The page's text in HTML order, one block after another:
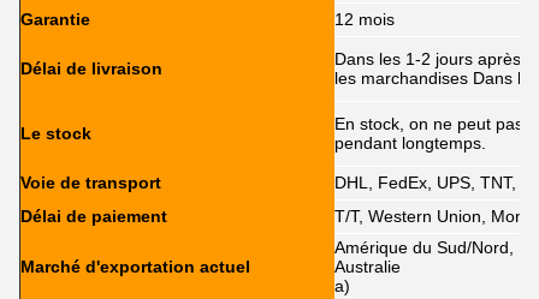
Garantie
12 mois
Délai de livraison
Dans les 1-2 jours après
les marchandises Dans
Le stock
En stock, on ne peut pas
pendant longtemps.
Voie de transport
DHL, FedEx, UPS, TNT,
Délai de paiement
T/T, Western Union,
Marché d'exportation actuel
Amérique du Sud/Nord,
Australie
a)